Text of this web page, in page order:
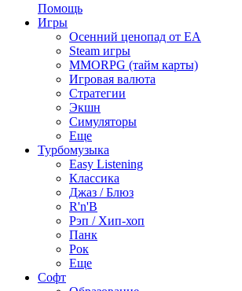
Помощь
Игры
Осенний ценопад от EA
Steam игры
MMORPG (тайм карты)
Игровая валюта
Стратегии
Экшн
Симуляторы
Еще
Турбомузыка
Easy Listening
Классика
Джаз / Блюз
R'n'B
Рэп / Хип-хоп
Панк
Рок
Еще
Софт